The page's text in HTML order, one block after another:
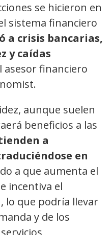
se hicieron en
sistema financiero
a crisis bancarias,
y caídas
asesor financiero
aunque suelen
beneficios a las
a
en
a que aumenta el
incentiva el
lo que podría llevar
y de los